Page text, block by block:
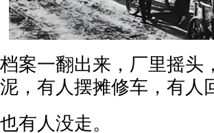
档案一翻出来，厂里摇头
泥，有人摆摊修车，有人
也有人没走。